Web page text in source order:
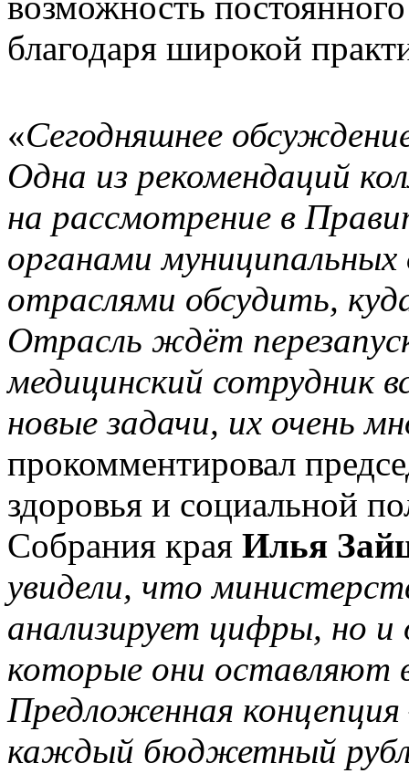
благодаря широкой
«Сегодняшнее
Одна из рекомендаций
на рассмотрение в
органами муниципальных
отраслями обсудить,
Отрасль ждёт
медицинский сотрудник
новые задачи, их очень
прокомментировал
здоровья и социальной
Собрания края Илья
увидели, что
анализирует цифры, но
которые они оставляют
Предложенная
каждый бюджетный